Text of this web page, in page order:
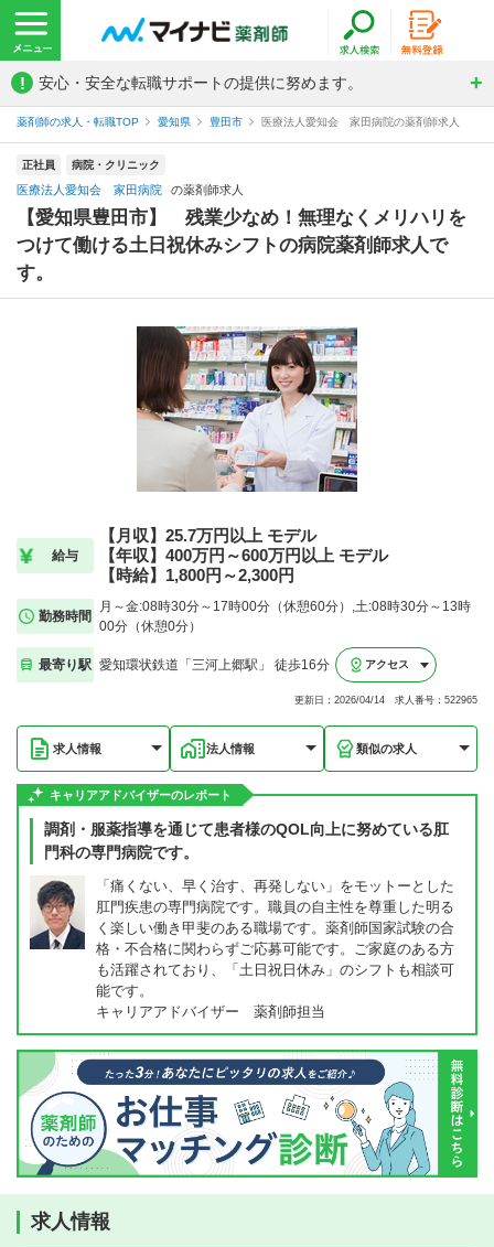
! 安心・安全な転職サポートの提供に努めます。
薬剤師の求人・転職TOP 愛知県 豊田市 医療法人愛知会 家田病院の薬剤師求人
正社員 病院・クリニック
医療法人愛知会 家田病院 の薬剤師求人
【愛知県豊田市】 残業少なめ！無理なくメリハリを
つけて働ける土日祝休みシフトの病院薬剤師求人で
す。
給与
【月収】25.7万円以上 モデル
【年収】400万円～600万円以上 モデル
【時給】1,800円～2,300円
勤務時間
月～金:08時30分～17時00分（休憩60分）,土:08時30分～13時
00分（休憩0分）
最寄り駅 愛知環状鉄道「三河上郷駅」 徒歩16分 アクセス
更新日：2026/04/14 求人番号：522965
求人情報 法人情報 類似の求人
キャリアアドバイザーのレポート
調剤・服薬指導を通じて患者様のQOL向上に努めている肛
門科の専門病院です。
「痛くない、早く治す、再発しない」をモットーとした
肛門疾患の専門病院です。職員の自主性を尊重した明る
く楽しい働き甲斐のある職場です。薬剤師国家試験の合
格・不合格に関わらずご応募可能です。ご家庭のある方
も活躍されており、「土日祝日休み」のシフトも相談可
能です。
キャリアアドバイザー 薬剤師担当
求人情報